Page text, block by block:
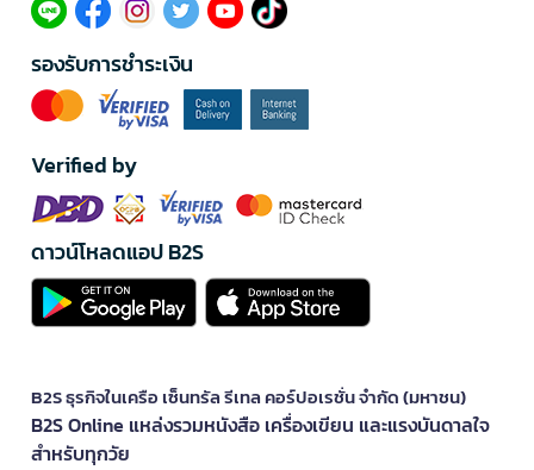
รองรับการชำระเงิน
Verified by
ดาวน์โหลดแอป B2S
B2S ธุรกิจในเครือ เซ็นทรัล รีเทล คอร์ปอเรชั่น จำกัด (มหาชน)
B2S Online แหล่งรวมหนังสือ เครื่องเขียน และแรงบันดาลใจ
สำหรับทุกวัย